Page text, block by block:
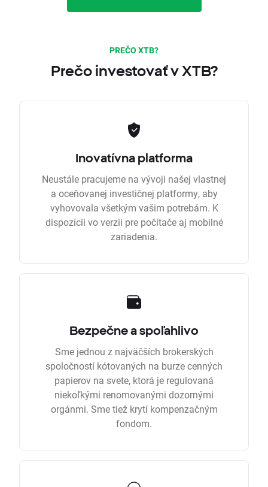
PREČO XTB?
Prečo investovať v XTB?
Inovatívna platforma
Neustále pracujeme na vývoji našej vlastnej
a oceňovanej investičnej platformy, aby
vyhovovala všetkým vašim potrebám. K
dispozícii vo verzii pre počítače aj mobilné
zariadenia.
Bezpečne a spoľahlivo
Sme jednou z najväčších brokerských
spoločností kótovaných na burze cenných
papierov na svete, ktorá je regulovaná
niekoľkými renomovanými dozornými
orgánmi. Sme tiež krytí kompenzačným
fondom.